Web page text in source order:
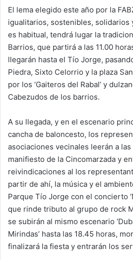
El lema elegido este año por la
igualitarios, sostenibles, solidarios
es habitual, tendrá lugar la
Barrios, que partirá a las 11.00
llegarán hasta el Tío Jorge,
Piedra, Sixto Celorrio y la plaza
por los ‘Gaiteros del Rabal’ y
Cabezudos de los barrios.
A su llegada, y en el escenario
cancha de baloncesto, los
asociaciones vecinales leerán a las
manifiesto de la Cincomarzada y
reivindicaciones al los
partir de ahí, la música y el
Parque Tío Jorge con el concierto
que rinde tributo al grupo de rock
se subirán al mismo escenario
Mirindas’ hasta las 18.45 horas,
finalizará la fiesta y entrarán los